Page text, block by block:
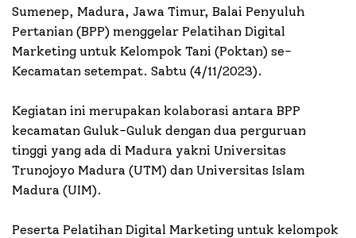
Sumenep, Madura, Jawa Timur, Balai Penyuluh
Pertanian (BPP) menggelar Pelatihan Digital
Marketing untuk Kelompok Tani (Poktan) se-
Kecamatan setempat. Sabtu (4/11/2023).
Kegiatan ini merupakan kolaborasi antara BPP
kecamatan Guluk-Guluk dengan dua perguruan
tinggi yang ada di Madura yakni Universitas
Trunojoyo Madura (UTM) dan Universitas Islam
Madura (UIM).
Peserta Pelatihan Digital Marketing untuk kelompok